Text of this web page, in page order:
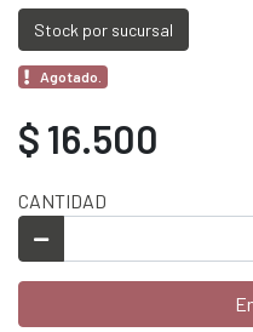
Stock por sucursal
Agotado.
$ 16.500
CANTIDAD